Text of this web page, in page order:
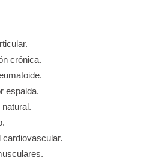
crónica.
espalda.